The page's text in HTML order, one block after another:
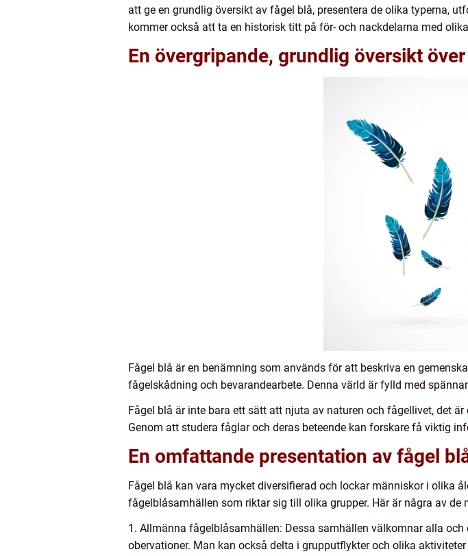
att ge en grundlig översikt av fågel blå, presentera de olika typerna,
kommer också att ta en historisk titt på för- och nackdelarna med
En övergripande, grundlig översikt
Fågel blå är en benämning som används för att beskriva en
fågelskådning och bevarandearbete. Denna värld är fylld med
Fågel blå är inte bara ett sätt att njuta av naturen och fågellivet, det
Genom att studera fåglar och deras beteende kan forskare få viktig
En omfattande presentation av fågel
Fågel blå kan vara mycket diversifierad och lockar människor i olika
fågelblåsamhällen som riktar sig till olika grupper. Här är några av
1. Allmänna fågelblåsamhällen: Dessa samhällen välkomnar alla
obervationer. Man kan också delta i grupputflykter och olika